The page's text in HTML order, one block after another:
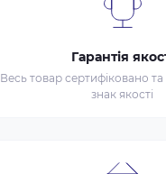
Гарантія
Весь товар сертифіковано
знак якості